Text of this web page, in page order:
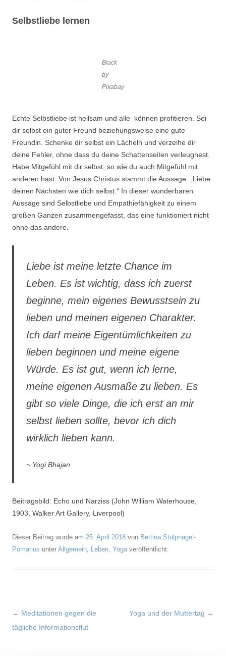
Selbstliebe lernen
Black
by
Pixabay
Echte Selbstliebe ist heilsam und alle können profitieren. Sei
dir selbst ein guter Freund beziehungsweise eine gute
Freundin. Schenke dir selbst ein Lächeln und verzeihe dir
deine Fehler, ohne dass du deine Schattenseiten verleugnest.
Habe Mitgefühl mit dir selbst, so wie du auch Mitgefühl mit
anderen hast. Von Jesus Christus stammt die Aussage: „Liebe
deinen Nächsten wie dich selbst.“ In dieser wunderbaren
Aussage sind Selbstliebe und Empathiefähigkeit zu einem
großen Ganzen zusammengefasst, das eine funktioniert nicht
ohne das andere.
Liebe ist meine letzte Chance im
Leben. Es ist wichtig, dass ich zuerst
beginne, mein eigenes Bewusstsein zu
lieben und meinen eigenen Charakter.
Ich darf meine Eigentümlichkeiten zu
lieben beginnen und meine eigene
Würde. Es ist gut, wenn ich lerne,
meine eigenen Ausmaße zu lieben. Es
gibt so viele Dinge, die ich erst an mir
selbst lieben sollte, bevor ich dich
wirklich lieben kann.
~ Yogi Bhajan
Beitragsbild: Echo und Narziss (John William Waterhouse,
1903, Walker Art Gallery, Liverpool)
Dieser Beitrag wurde am 25. April 2018 von Bettina Stülpnagel-
Pomarius unter Allgemein, Leben, Yogaveröffentlicht.
Beitragsnavigation
← Meditationen gegen die
tägliche Informationsflut
Yoga und der Muttertag →